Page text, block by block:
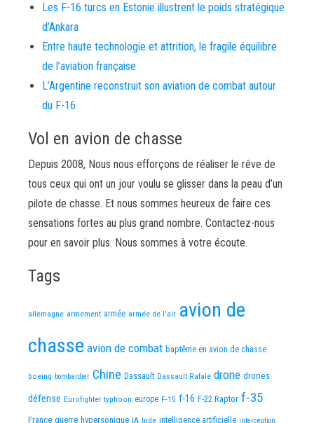
Les F-16 turcs en Estonie illustrent le poids stratégique
d’Ankara
Entre haute technologie et attrition, le fragile équilibre
de l’aviation française
L’Argentine reconstruit son aviation de combat autour
du F-16
Vol en avion de chasse
Depuis 2008, Nous nous efforçons de réaliser le rêve de
tous ceux qui ont un jour voulu se glisser dans la peau d’un
pilote de chasse. Et nous sommes heureux de faire ces
sensations fortes au plus grand nombre. Contactez-nous
pour en savoir plus. Nous sommes à votre écoute.
Tags
allemagne armement armée armée de l'air avion de
chasse avion de combat baptême en avion de chasse
boeing bombardier Chine Dassault Dassault Rafale drone drones
défense Eurofighter typhoon europe F-15 f-16 F-22 Raptor f-35
France guerre hypersonique IA Inde intelligence artificielle interception